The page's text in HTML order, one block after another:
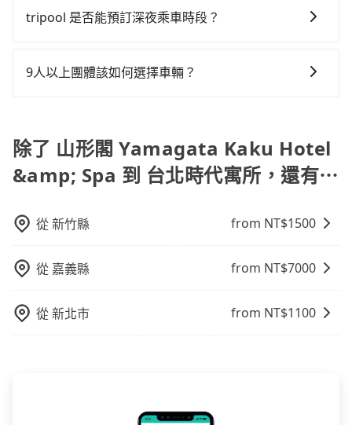
元，費時50分鐘。選擇搭乘高鐵而不預約包車，不僅每
三人以下要乘車，也可參考tripool的拼車共乘服務，最
透一樣。另外，偶爾也會遇到明明已經預約了時間但上
有不小的風險。最後，雖然路邊隨租隨還看似方便，但
黃可能較為便宜，但當你們人數超過四位時，叫兩輛計
tripool保證出車。一般建議出發前一天中午以前完成預
能預約。
務出差、貴賓來訪、寵物檢疫、預約叫車、機場接送、
約，隔天保證出車。如需公司報帳打統編，在結帳時可
遇塞車、停紅燈時等低速行駛時還需額外加價不同，旅
tripool 是否能預訂深夜乘車時段？
9人以上團體該如何選擇車輛？
客車最多座位數量就是9人，如扣掉司機就只能乘坐8位
乘客，如果要10人以上就是營業大客車的範疇，也就是
中型巴士或大型遊覽車。非法改裝的車輛，不僅與車輛
請下車終止行程事小，如果發生意外，保險公司可不予
賠償就事大了。千萬別為了省小錢而把朋友親人的安全
給賭上。通常人數沒有超過10位，建議預約一台九人座
與一台小轎車比較划算，如人數超過12位就一定是叫一
是禁止大客車通行的，建議在預定時最好先與車行或平
除了 山形閣 Yamagata Kaku Hotel
&amp; Spa 到 台北時代寓所，還有⋯
從新竹縣 from NT$1500
從 嘉義縣 from NT$7000
從新北市 from NT$1100